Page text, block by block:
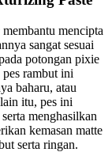
membantu mencipta
sangat sesuai
potongan pixie
rambut ini
baharu, atau
itu, pes ini
menghasilkan
kemasan matte
serta ringan.